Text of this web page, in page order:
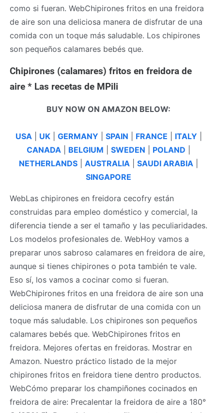
como si fueran. WebChipirones fritos en una freidora
de aire son una deliciosa manera de disfrutar de una
comida con un toque más saludable. Los chipirones
son pequeños calamares bebés que.
Chipirones (calamares) fritos en freidora de
aire * Las recetas de MPili
BUY NOW ON AMAZON BELOW:
USA UK| GERMANY SPAIN FRANCE ITALY
CANADA
BELGIUM SWEDEN POLAND
NETHERLANDS
AUSTRALIA SAUDI ARABIA
SINGAPORE
WebLas chipirones en freidora cecofry están
construidas para empleo doméstico y comercial, la
diferencia tiende a ser el tamaño y las peculiaridades.
Los modelos profesionales de. WebHoy vamos a
preparar unos sabroso calamares en freidora de aire,
aunque si tienes chipirones o pota también te vale.
Eso sí, los vamos a cocinar como si fueran.
WebChipirones fritos en una freidora de aire son una
deliciosa manera de disfrutar de una comida con un
toque más saludable. Los chipirones son pequeños
calamares bebés que. WebChipirones fritos en
freidora. Mejores ofertas en freidoras. Mostrar en
Amazon. Nuestro práctico listado de la mejor
chipirones fritos en freidora tiene dentro productos.
WebCómo preparar los champiñones cocinados en
freidora de aire: Precalentar la freidora de aire a 180°